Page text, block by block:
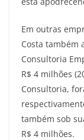
Em outras
Costa também
Consultoria
R$ 4 milhões
Consultoria,
também sob
R$ 4 milhões.